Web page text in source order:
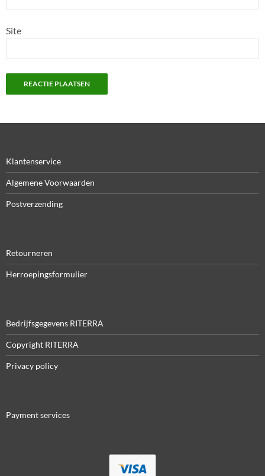
Site
Klantenservice
Algemene Voorwaarden
Postverzending
Retourneren
Herroepingsformulier
Bedrijfsgegevens RITERRA
Copyright RITERRA
Privacy policy
Payment services